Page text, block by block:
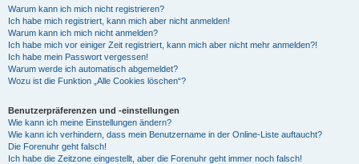
Warum kann ich mich nicht registrieren?
Ich habe mich registriert, kann mich aber nicht anmelden!
Warum kann ich mich nicht anmelden?
Ich habe mich vor einiger Zeit registriert, kann mich aber nicht mehr anmelden?!
Ich habe mein Passwort vergessen!
Warum werde ich automatisch abgemeldet?
Wozu ist die Funktion „Alle Cookies löschen“?
Benutzerpräferenzen und -einstellungen
Wie kann ich meine Einstellungen ändern?
Wie kann ich verhindern, dass mein Benutzername in der Online-Liste auftaucht?
Die Forenuhr geht falsch!
Ich habe die Zeitzone eingestellt, aber die Forenuhr geht immer noch falsch!